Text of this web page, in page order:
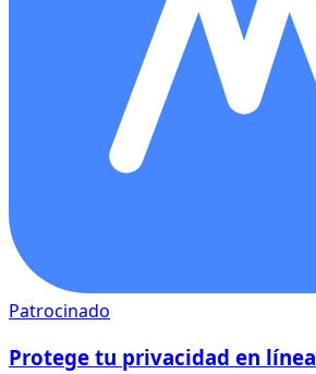
Patrocinado
Protege tu privacidad en línea